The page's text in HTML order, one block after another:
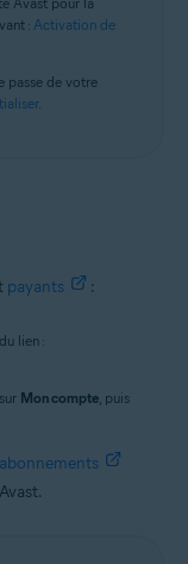
:Activation de
passe de votre
.
payants :
lien :
Mon compte, puis
abonnements